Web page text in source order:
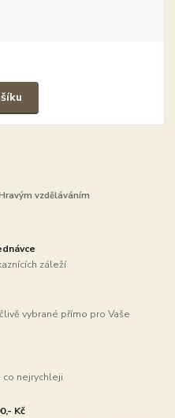
vzděláváním
záleží
vybrané přímo pro Vaše
nejrychleji
Kč